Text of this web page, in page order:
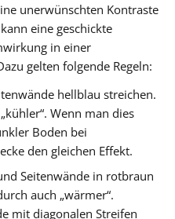
unerwünschten Kontraste
eine geschickte
in einer
gelten folgende Regeln:
hellblau streichen.
Wenn man dies
Boden bei
den gleichen Effekt.
Seitenwände in rotbraun
auch „wärmer“.
mit diagonalen Streifen